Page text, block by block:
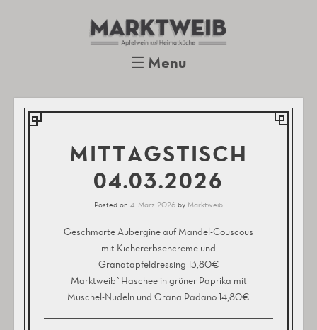
Marktweib
Oberursel
Apfelwein und Heimatküche
☰ Menu
MITTAGSTISCH
04.03.2026
Posted on 4. März 2026 by Marktweib
Geschmorte Aubergine auf Mandel-Couscous
mit Kichererbsencreme und
Granatapfeldressing 13,80€
Marktweib`Haschee in grüner Paprika mit
Muschel-Nudeln und Grana Padano 14,80€